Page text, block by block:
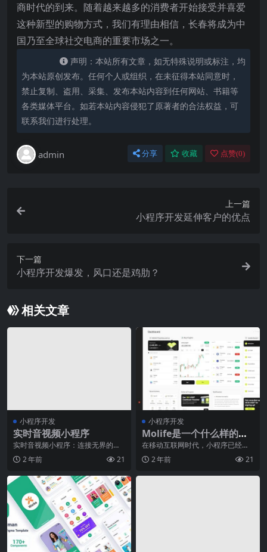
商时代的到来。随着越来越多的消费者开始接受并喜爱
这种新型的购物方式，我们有理由相信，长春将成为中
国乃至全球社交电商的重要市场之一。
声明：本站所有文章，如无特殊说明或标注，均
为本站原创发布。任何个人或组织，在未征得本站同意时，
禁止复制、盗用、采集、发布本站内容到任何网站、书籍等
各类媒体平台。如若本站内容侵犯了原著者的合法权益，可
联系我们进行处理。
admin 分享 收藏 点赞(0)
上一篇
小程序开发延伸客户的优点
下一篇
小程序开发爆发，风口还是鸡肋？
相关文章
小程序开发
实时音视频小程序
实时音视频小程序：连接无界的声
音与视界随着移动互联网的蓬勃发
展，实时音视频技术逐
2 年前 21
小程序开发
Molife是一个什么样的小
程序？
在移动互联网时代，小程序已经成
为人们生活中不可或缺的一部分。
Molife（模特生
2 年前 21